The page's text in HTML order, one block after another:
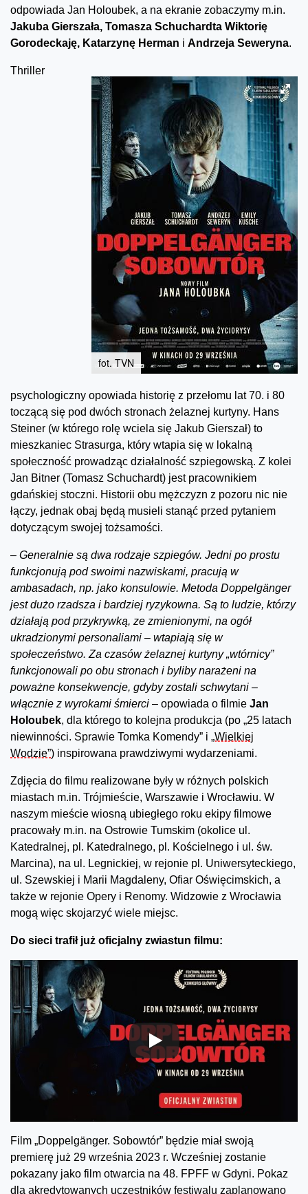
odpowiada Jan Holoubek, a na ekranie zobaczymy m.in.
Jakuba Gierszała, Tomasza Schuchardta Wiktorię
Gorodeckaję, Katarzynę Herman i Andrzeja Seweryna.
fot. TVN
Thriller
psychologiczny opowiada historię z przełomu lat 70. i 80
toczącą się pod dwóch stronach żelaznej kurtyny. Hans
Steiner (w którego rolę wciela się Jakub Gierszał) to
mieszkaniec Strasurga, który wtapia się w lokalną
społeczność prowadząc działalność szpiegowską. Z kolei
Jan Bitner (Tomasz Schuchardt) jest pracownikiem
gdańskiej stoczni. Historii obu mężczyzn z pozoru nic nie
łączy, jednak obaj będą musieli stanąć przed pytaniem
dotyczącym swojej tożsamości.
– Generalnie są dwa rodzaje szpiegów. Jedni po prostu
funkcjonują pod swoimi nazwiskami, pracują w
ambasadach, np. jako konsulowie. Metoda Doppelgänger
jest dużo rzadsza i bardziej ryzykowna. Są to ludzie, którzy
działają pod przykrywką, ze zmienionymi, na ogół
ukradzionymi personaliami – wtapiają się w
społeczeństwo. Za czasów żelaznej kurtyny „wtórnicy”
funkcjonowali po obu stronach i byliby narażeni na
poważne konsekwencje, gdyby zostali schwytani –
włącznie z wyrokami śmierci – opowiada o filmie Jan
Holoubek, dla którego to kolejna produkcja (po „25 latach
niewinności. Sprawie Tomka Komendy” i „Wielkiej
Wodzie”) inspirowana prawdziwymi wydarzeniami.
Zdjęcia do filmu realizowane były w różnych polskich
miastach m.in. Trójmieście, Warszawie i Wrocławiu. W
naszym mieście wiosną ubiegłego roku ekipy filmowe
pracowały m.in. na Ostrowie Tumskim (okolice ul.
Katedralnej, pl. Katedralnego, pl. Kościelnego i ul. św.
Marcina), na ul. Legnickiej, w rejonie pl. Uniwersyteckiego,
ul. Szewskiej i Marii Magdaleny, Ofiar Oświęcimskich, a
także w rejonie Opery i Renomy. Widzowie z Wrocławia
mogą więc skojarzyć wiele miejsc.
Do sieci trafił już oficjalny zwiastun filmu:
Film „Doppelgänger. Sobowtór” będzie miał swoją
premierę już 29 września 2023 r. Wcześniej zostanie
pokazany jako film otwarcia na 48. FPFF w Gdyni. Pokaz
dla akredytowanych uczestników festiwalu zaplanowano